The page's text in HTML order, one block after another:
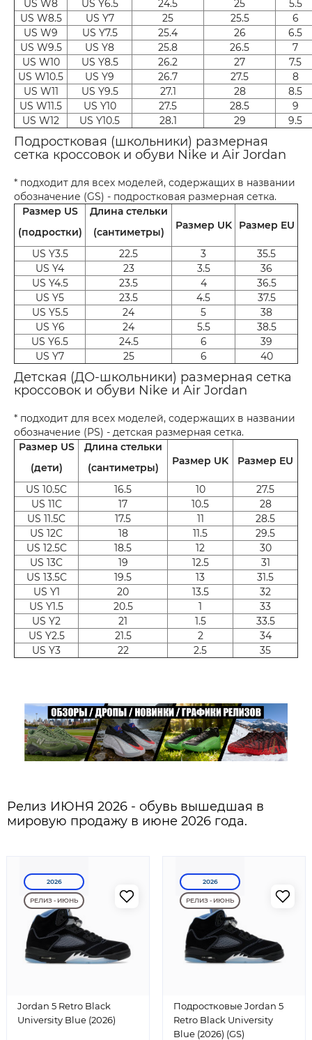
US W8 US Y6.5 24.5 25
5.5
US W8.5
US Y7 25 25.5
6
US W9
US Y7.5 25.4 26
6.5
US W9.5
US Y8 25.8 26.5
7
US W10
US Y8.5 26.2 27
7.5
US W10.5
US Y9 26.7 27.5
8
US W11
US Y9.5 27.1 28
8.5
US W11.5
US Y10 27.5 28.5
9
US W12
US Y10.5 28.1 29 9.5
Подростковая (школьники) размерная
сетка кроссовок и обуви Nike и Air Jordan
* подходит для всех моделей, содержащих в названии
обозначение (GS) - подростковая размерная сетка.
Размер US
(подростки)
Длина стельки
(сантиметры)
Размер UK Размер EU
US Y3.5 22.5 3
35.5
US Y4
23 3.5
36
US Y4.5
23.5 4
36.5
US Y5
23.5 4.5
37.5
US Y5.5
24 5
38
US Y6
24 5.5
38.5
US Y6.5
24.5 6
39
US Y7
25 6 40
Детская (ДО-школьники) размерная сетка
кроссовок и обуви Nike и Air Jordan
* подходит для всех моделей, содержащих в названии
обозначение (PS) - детская размерная сетка.
Размер US
(дети)
Длина стельки
(сантиметры)
Размер UK Размер EU
US 10.5C 16.5 10
27.5
US 11C
17 10.5
28
US 11.5C
17.5 11
28.5
US 12C
18 11.5
29.5
US 12.5C
18.5 12
30
US 13C
19 12.5
31
US 13.5C
19.5 13
31.5
US Y1
20 13.5
32
US Y1.5
20.5 1
33
US Y2
21 1.5
33.5
US Y2.5
21.5 2
34
US Y3
22 2.5 35
Релиз ИЮНЯ 2026 - обувь вышедшая в
мировую продажу в июне 2026 года.
2026
РЕЛИЗ - ИЮНЬ
Jordan 5 Retro Black
University Blue (2026)
2026
РЕЛИЗ - ИЮНЬ
Подростковые Jordan 5
Retro Black University
Blue (2026) (GS)